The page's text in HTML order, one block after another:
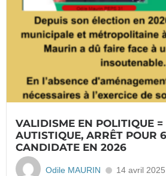
VALIDISME EN POLITIQUE
AUTISTIQUE, ARRÊT POUR
CANDIDATE EN 2026
Odile MAURIN 14 avril 2025